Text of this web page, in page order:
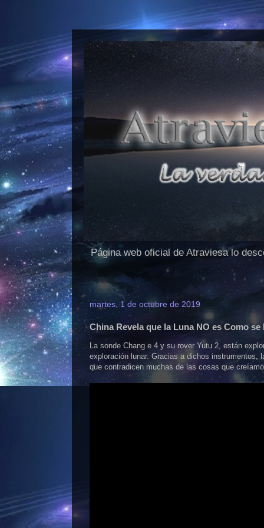
Página web oficial de Atraviesa lo
martes, 1 de octubre de 2019
China Revela que la Luna NO es Como se
La sonde Chang e 4 y su rover Yutu 2, están
exploración lunar. Gracias a dichos instrumentos,
que contradicen muchas de las cosas que